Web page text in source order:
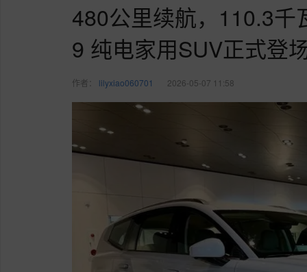
480公里续航，110.3千
9 纯电家用SUV正式登
作者： lilyxiao060701 2026-05-07 11:58